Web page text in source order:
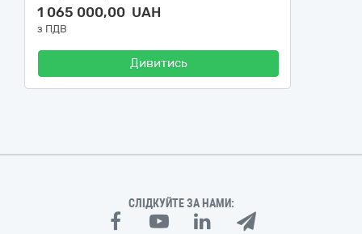
1 065 000,00 UAH
з ПДВ
Дивитись
СЛІДКУЙТЕ ЗА НАМИ: